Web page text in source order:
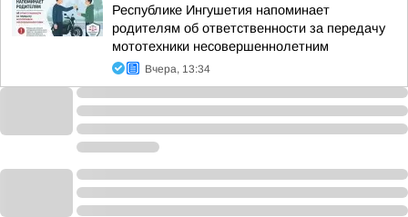
Республике Ингушетия напоминает
родителям об ответственности за передачу
мототехники несовершеннолетним
Вчера, 13:34